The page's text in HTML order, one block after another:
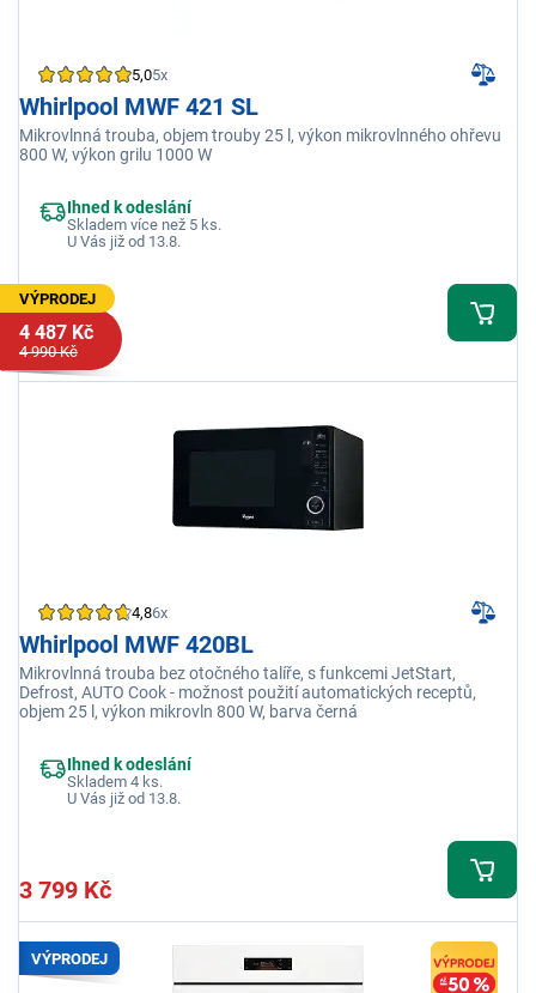
5,05x
Whirlpool MWF 421 SL
Mikrovlnná trouba, objem trouby 25 l, výkon mikrovlnného ohřevu
800 W, výkon grilu 1000 W
Ihned k odeslání
Skladem více než 5 ks.
U Vás již od 13.8.
VÝPRODEJ
4 487 Kč
4 990 Kč
4,86x
Whirlpool MWF 420BL
Mikrovlnná trouba bez otočného talíře, s funkcemi JetStart,
Defrost, AUTO Cook - možnost použití automatických receptů,
objem 25 l, výkon mikrovln 800 W, barva černá
Ihned k odeslání
Skladem 4 ks.
U Vás již od 13.8.
3 799 Kč
VÝPRODEJ